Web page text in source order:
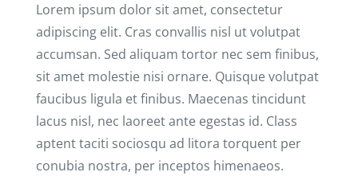
Lorem ipsum dolor sit amet, consectetur
adipiscing elit. Cras convallis nisl ut volutpat
accumsan. Sed aliquam tortor nec sem finibus,
sit amet molestie nisi ornare. Quisque volutpat
faucibus ligula et finibus. Maecenas tincidunt
lacus nisl, nec laoreet ante egestas id. Class
aptent taciti sociosqu ad litora torquent per
conubia nostra, per inceptos himenaeos.